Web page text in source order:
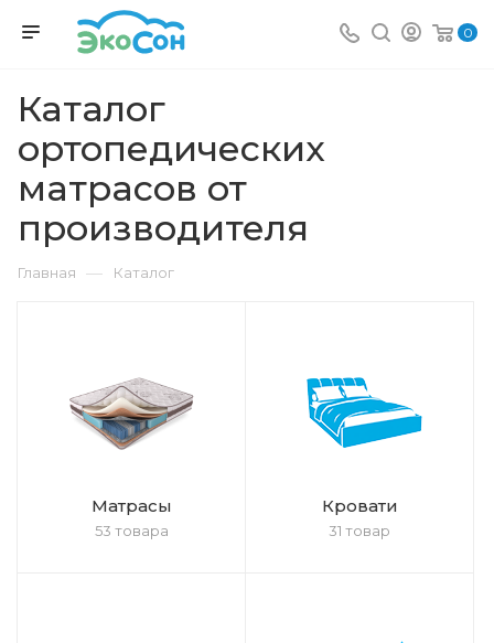
0
Каталог
ортопедических
матрасов от
производителя
Главная — Каталог
Матрасы
53 товара
Кровати
31 товар